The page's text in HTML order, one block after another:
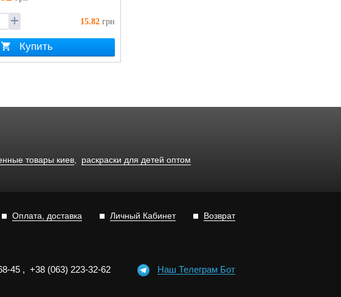
15.82 грн
Купить
товары киев, раскраски для детей оптом
Возврат
Личный Кабинет
Оплата, доставка
8-45 , +38 (063) 223-32-62 Наш Телеграм Бот